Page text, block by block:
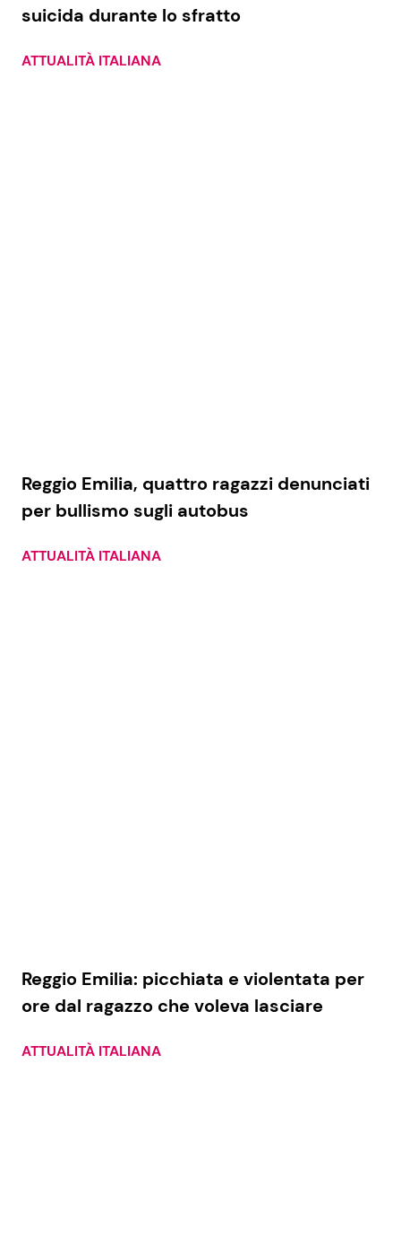
suicida durante lo sfratto
ATTUALITÀ ITALIANA
Reggio Emilia, quattro ragazzi denunciati
per bullismo sugli autobus
ATTUALITÀ ITALIANA
Reggio Emilia: picchiata e violentata per
ore dal ragazzo che voleva lasciare
ATTUALITÀ ITALIANA